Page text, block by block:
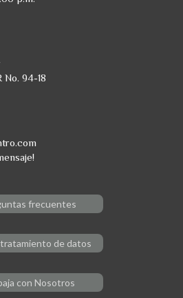
No. 94-18
frecuentes
de datos
con Nosotros